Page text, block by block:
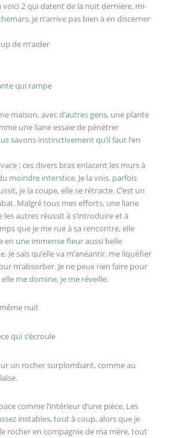
voici 2 qui datent de la nuit dernière, mi-
je n’arrive pas bien à en discerner
de m’aider
qui rampe
maison, avec d’autres gens, une plante
une liane essaie de pénétrer
savons instinctivement qu’il faut l’en
; ces divers bras enlacent les murs à
moindre interstice. Je la vois, parfois
je la coupe, elle se rétracte. C’est un
Malgré tous mes efforts, une liane
les autres réussit à s’introduire et à
que je me rue à sa rencontre, elle
en une immense fleur aussi belle
Je sais qu’elle va m’anéantir, me liquéfier
m’absorber. Je ne peux rien faire pour
me domine, je me réveille.
nuit
qui s’écroule
un rocher surplombant, comme au
comme l’intérieur d’une pièce. Les
instables, tout à coup, alors que je
rocher en compagnie de ma mère, tout